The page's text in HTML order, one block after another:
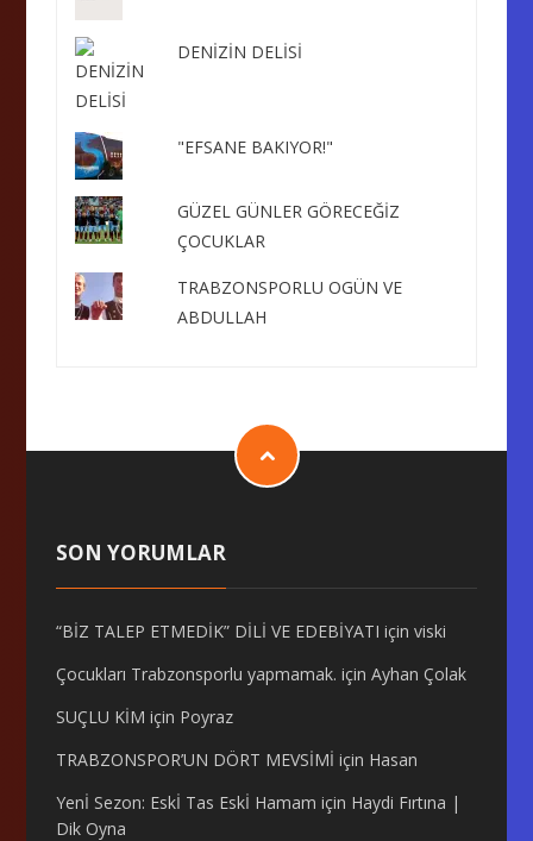
DENİZİN DELİSİ
"EFSANE BAKIYOR!"
GÜZEL GÜNLER GÖRECEĞİZ
ÇOCUKLAR
TRABZONSPORLU OGÜN VE
ABDULLAH
SON YORUMLAR
“BİZ TALEP ETMEDİK” DİLİ VE EDEBİYATI içinviski
Çocukları Trabzonsporlu yapmamak. içinAyhan Çolak
SUÇLU KİM için Poyraz
TRABZONSPOR’UN DÖRT MEVSİMİ için Hasan
Yenİ Sezon: Eskİ Tas Eskİ Hamam için Haydi Fırtına |
Dik Oyna